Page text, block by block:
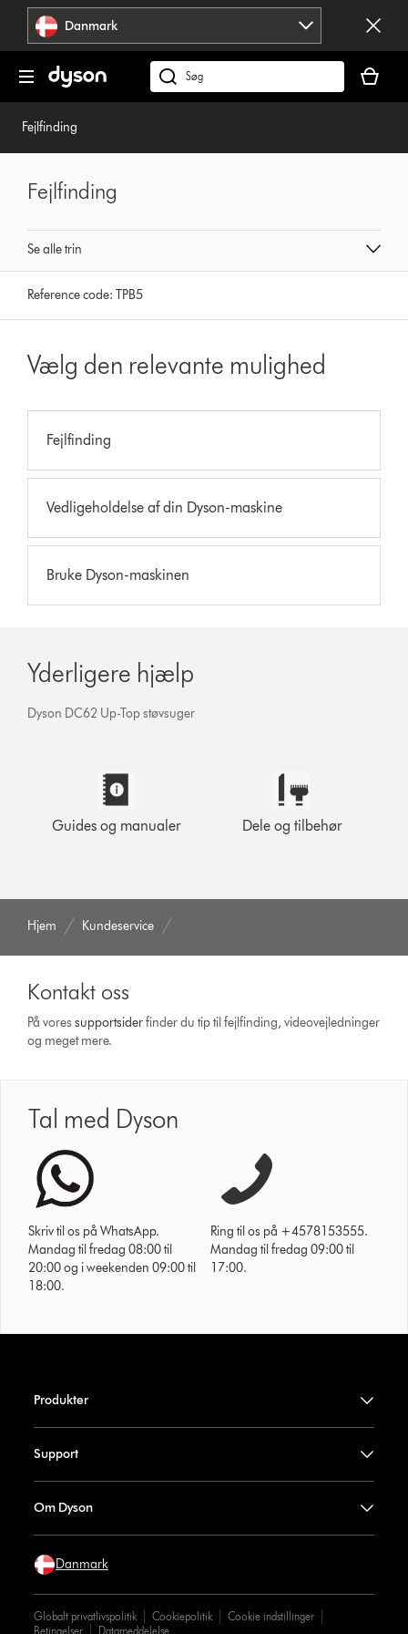
Spring
navigation
Danmark
Søg
på
er
tom
Fejlfinding
Se alle trin
Fejlfinding
Reference code:TPB5
Vælg den relevante mulighed
Fejlfinding
Vedligeholdelse af din Dyson-maskine
Bruke Dyson-maskinen
Yderligere hjælp
Dyson DC62 Up-Top støvsuger
Guides og manualer Dele og tilbehør
Hjem Kundeservice
Kontakt oss
På voressupport­siderfinder du tip til fejlfinding, video­vejledninger
og meget mere.
Tal med Dyson
Skriv til os på WhatsApp.
Mandag til fredag 08:00 til
20:00 og i weekenden 09:00 til
18:00.
Ring til os på +4578153555.
Mandag til fredag 09:00 til
17:00.
Produkter
Support
Om Dyson
Danmark
Globalt privatlivspolitik Cookiepolitik
Cookie indstillinger
Betingelser
Datameddelelse